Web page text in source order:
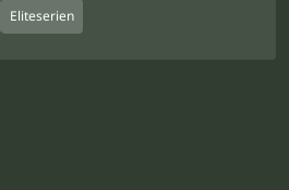
Eliteserien